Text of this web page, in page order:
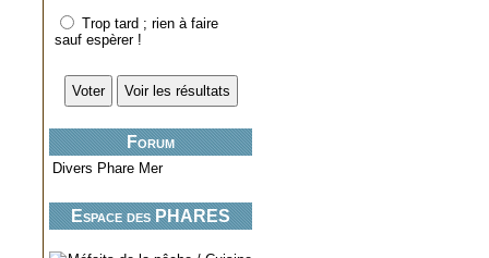
Trop tard ; rien à faire
sauf espèrer !
Forum
Divers Phare Mer
Espace des PHARES